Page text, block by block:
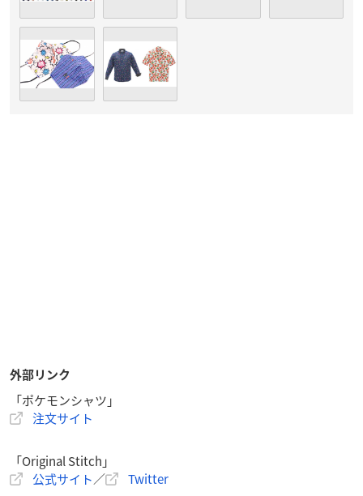
外部リンク
「ポケモンシャツ」
注文サイト
「Original Stitch」
公式サイト／ Twitter